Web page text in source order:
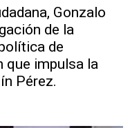
Gonzalo
de la
de
que impulsa la
Pérez.